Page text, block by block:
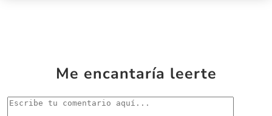
Me encantaría leerte